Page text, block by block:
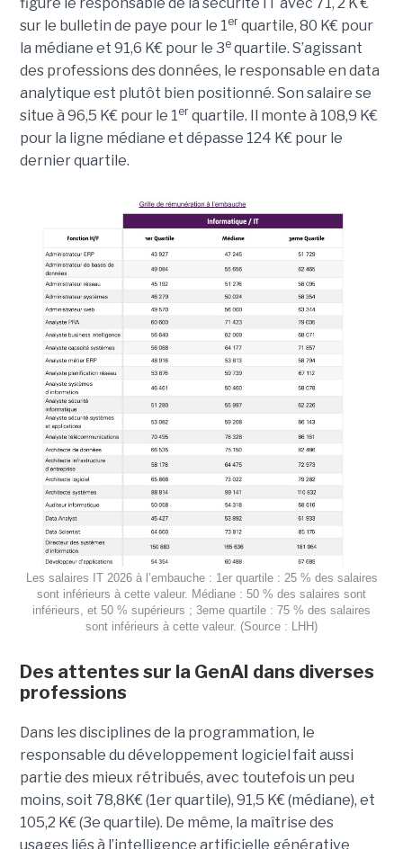
sur le bulletin de paye pour le 1er quartile, 80 K€ pour
la médiane et 91,6 K€ pour le 3equartile. S’agissant
des professions des données, le responsable en data
analytique est plutôt bien positionné. Son salaire se
situe à 96,5 K€ pour le 1er quartile. Il monte à 108,9 K€
pour la ligne médiane et dépasse 124 K€ pour le
dernier quartile.
Les salaires IT 2026 à l’embauche : 1er quartile : 25 % des salaires
sont inférieurs à cette valeur. Médiane : 50 % des salaires sont
inférieurs, et 50 % supérieurs ; 3eme quartile : 75 % des salaires
sont inférieurs à cette valeur. (Source : LHH)
Des attentes sur la GenAI dans diverses
professions
Dans les disciplines de la programmation, le
responsable du développement logiciel fait aussi
partie des mieux rétribués, avec toutefois un peu
moins, soit 78,8K€ (1er quartile), 91,5 K€ (médiane), et
105,2 K€ (3e quartile). De même, la maîtrise des
usages liés à l’intelligence artificielle générative